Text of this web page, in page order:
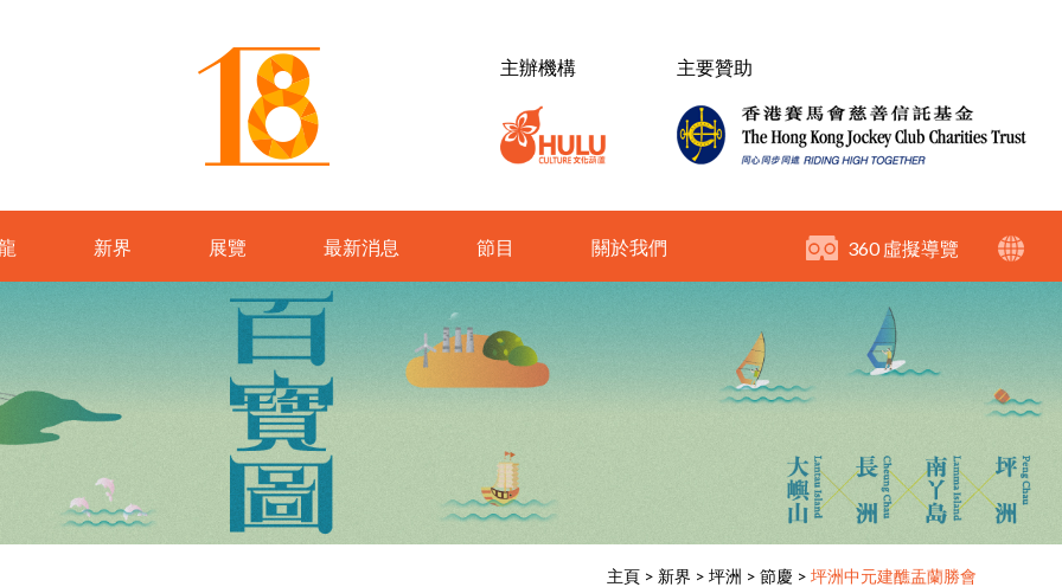
主辦機構 主要贊助
360 虛擬導覽
新界 展覽 最新消息 節目 關於我們
主頁 > 新界 > 坪洲 > 節慶 > 坪洲中元建醮盂蘭勝會